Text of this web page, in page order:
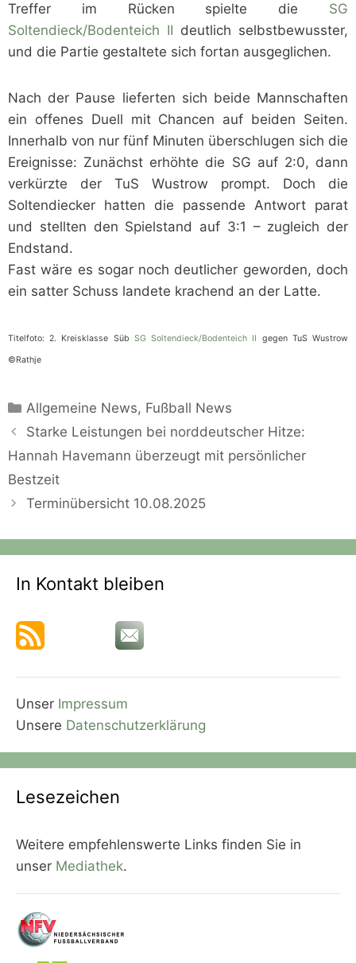
Treffer im Rücken spielte die SG
Soltendieck/Bodenteich II deutlich selbstbewusster,
und die Partie gestaltete sich fortan ausgeglichen.
Nach der Pause lieferten sich beide Mannschaften
ein offenes Duell mit Chancen auf beiden Seiten.
Innerhalb von nur fünf Minuten überschlugen sich die
Ereignisse: Zunächst erhöhte die SG auf 2:0, dann
verkürzte der TuS Wustrow prompt. Doch die
Soltendiecker hatten die passende Antwort parat
und stellten den Spielstand auf 3:1 – zugleich der
Endstand.
Fast wäre es sogar noch deutlicher geworden, doch
ein satter Schuss landete krachend an der Latte.
Titelfoto: 2. Kreisklasse Süb SG Soltendieck/Bodenteich II gegen TuS Wustrow
©Rathje
Kategorien
Allgemeine News, Fußball News
Starke Leistungen bei norddeutscher Hitze:
Hannah Havemann überzeugt mit persönlicher
Bestzeit
Terminübersicht 10.08.2025
In Kontakt bleiben
Unser Impressum
Unsere Datenschutzerklärung
Lesezeichen
Weitere empfehlenswerte Links finden Sie in
unser Mediathek.